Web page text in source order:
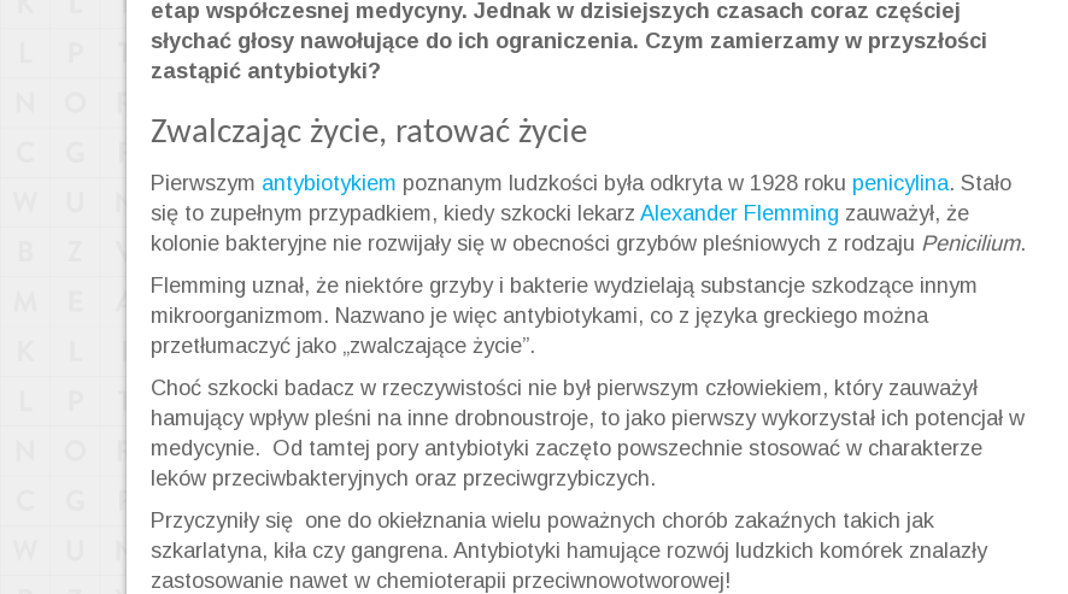
etap współczesnej medycyny. Jednak w dzisiejszych czasach coraz częściej
słychać głosy nawołujące do ich ograniczenia. Czym zamierzamy w przyszłości
zastąpić antybiotyki?
Zwalczając życie, ratować życie
Pierwszym antybiotykiem poznanym ludzkości była odkryta w 1928 roku penicylina. Stało
się to zupełnym przypadkiem, kiedy szkocki lekarz Alexander Flemming zauważył, że
kolonie bakteryjne nie rozwijały się w obecności grzybów pleśniowych z rodzaju Penicilium.
Flemming uznał, że niektóre grzyby i bakterie wydzielają substancje szkodzące innym
mikroorganizmom. Nazwano je więc antybiotykami, co z języka greckiego można
przetłumaczyć jako „zwalczające życie”.
Choć szkocki badacz w rzeczywistości nie był pierwszym człowiekiem, który zauważył
hamujący wpływ pleśni na inne drobnoustroje, to jako pierwszy wykorzystał ich potencjał w
medycynie. Od tamtej pory antybiotyki zaczęto powszechnie stosować w charakterze
leków przeciwbakteryjnych oraz przeciwgrzybiczych.
Przyczyniły się one do okiełznania wielu poważnych chorób zakaźnych takich jak
szkarlatyna, kiła czy gangrena. Antybiotyki hamujące rozwój ludzkich komórek znalazły
zastosowanie nawet w chemioterapii przeciwnowotworowej!